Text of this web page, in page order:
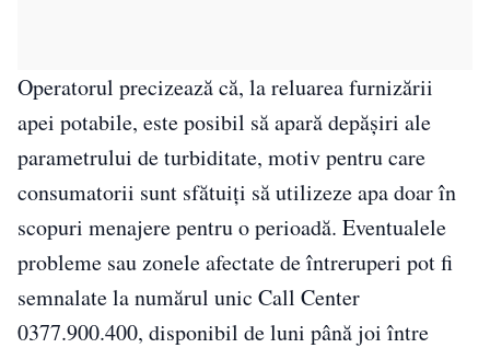
Operatorul precizează că, la reluarea furnizării
apei potabile, este posibil să apară depășiri ale
parametrului de turbiditate, motiv pentru care
consumatorii sunt sfătuiți să utilizeze apa doar în
scopuri menajere pentru o perioadă. Eventualele
probleme sau zonele afectate de întreruperi pot fi
semnalate la numărul unic Call Center
0377.900.400, disponibil de luni până joi între